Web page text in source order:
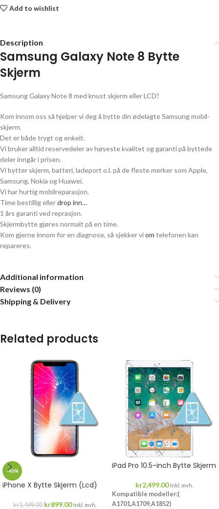
Add to wishlist
Description
Samsung Galaxy Note 8 Bytte
Skjerm
Samsung Galaxy Note 8 med knust skjerm eller LCD?
Kom innom oss så hjelper vi deg å bytte din ødelagte Samsung mobil-
skjerm.
Det er både trygt og enkelt.
Vi bruker alltid reservedeler av høyeste kvalitet og garanti på byttede
deler inngår i prisen.
Vi bytter skjerm, batteri, ladeport o.l. på de fleste merker som Apple,
Samsung, Nokia og Huawei.
Vi har hurtig mobilreparasjon.
Time bestillig ellerdrop inn…
1 års garanti ved reprasjon.
Skjermbytte gjøres normalt på en time.
Kom gjerne innom for en diagnose, så sjekker viom telefonen kan
repareres.
Additional information
Reviews (0)
Shipping & Delivery
Related products
-40%
iPhone X Bytte Skjerm (Lcd)
kr1,499.00 kr899.00 Inkl. mvh.
iPad Pro 10.5-inch Bytte Skjerm
kr2,499.00 Inkl. mvh.
Kompatible modeller:(
A1701,A1709,A1852)